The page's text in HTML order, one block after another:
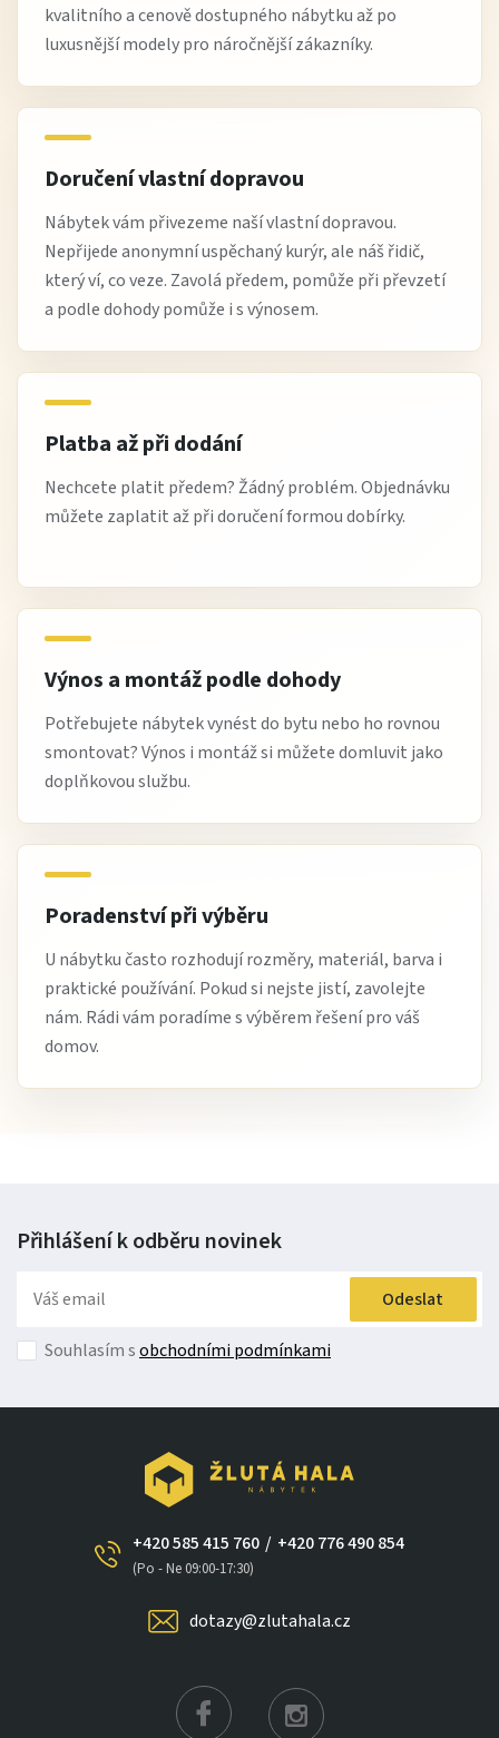
kvalitního a cenově dostupného nábytku až po
luxusnější modely pro náročnější zákazníky.
Doručení vlastní dopravou
Nábytek vám přivezeme naší vlastní dopravou.
Nepřijede anonymní uspěchaný kurýr, ale náš řidič,
který ví, co veze. Zavolá předem, pomůže při převzetí
a podle dohody pomůže i s výnosem.
Platba až při dodání
Nechcete platit předem? Žádný problém. Objednávku
můžete zaplatit až při doručení formou dobírky.
Výnos a montáž podle dohody
Potřebujete nábytek vynést do bytu nebo ho rovnou
smontovat? Výnos i montáž si můžete domluvit jako
doplňkovou službu.
Poradenství při výběru
U nábytku často rozhodují rozměry, materiál, barva i
praktické používání. Pokud si nejste jistí, zavolejte
nám. Rádi vám poradíme s výběrem řešení pro váš
domov.
Přihlášení k odběru novinek
Odeslat
Souhlasím sobchodními podmínkami
+420 585 415 760
(Po - Ne 09:00-17:30)
/ +420 776 490 854
dotazy@zlutahala.cz